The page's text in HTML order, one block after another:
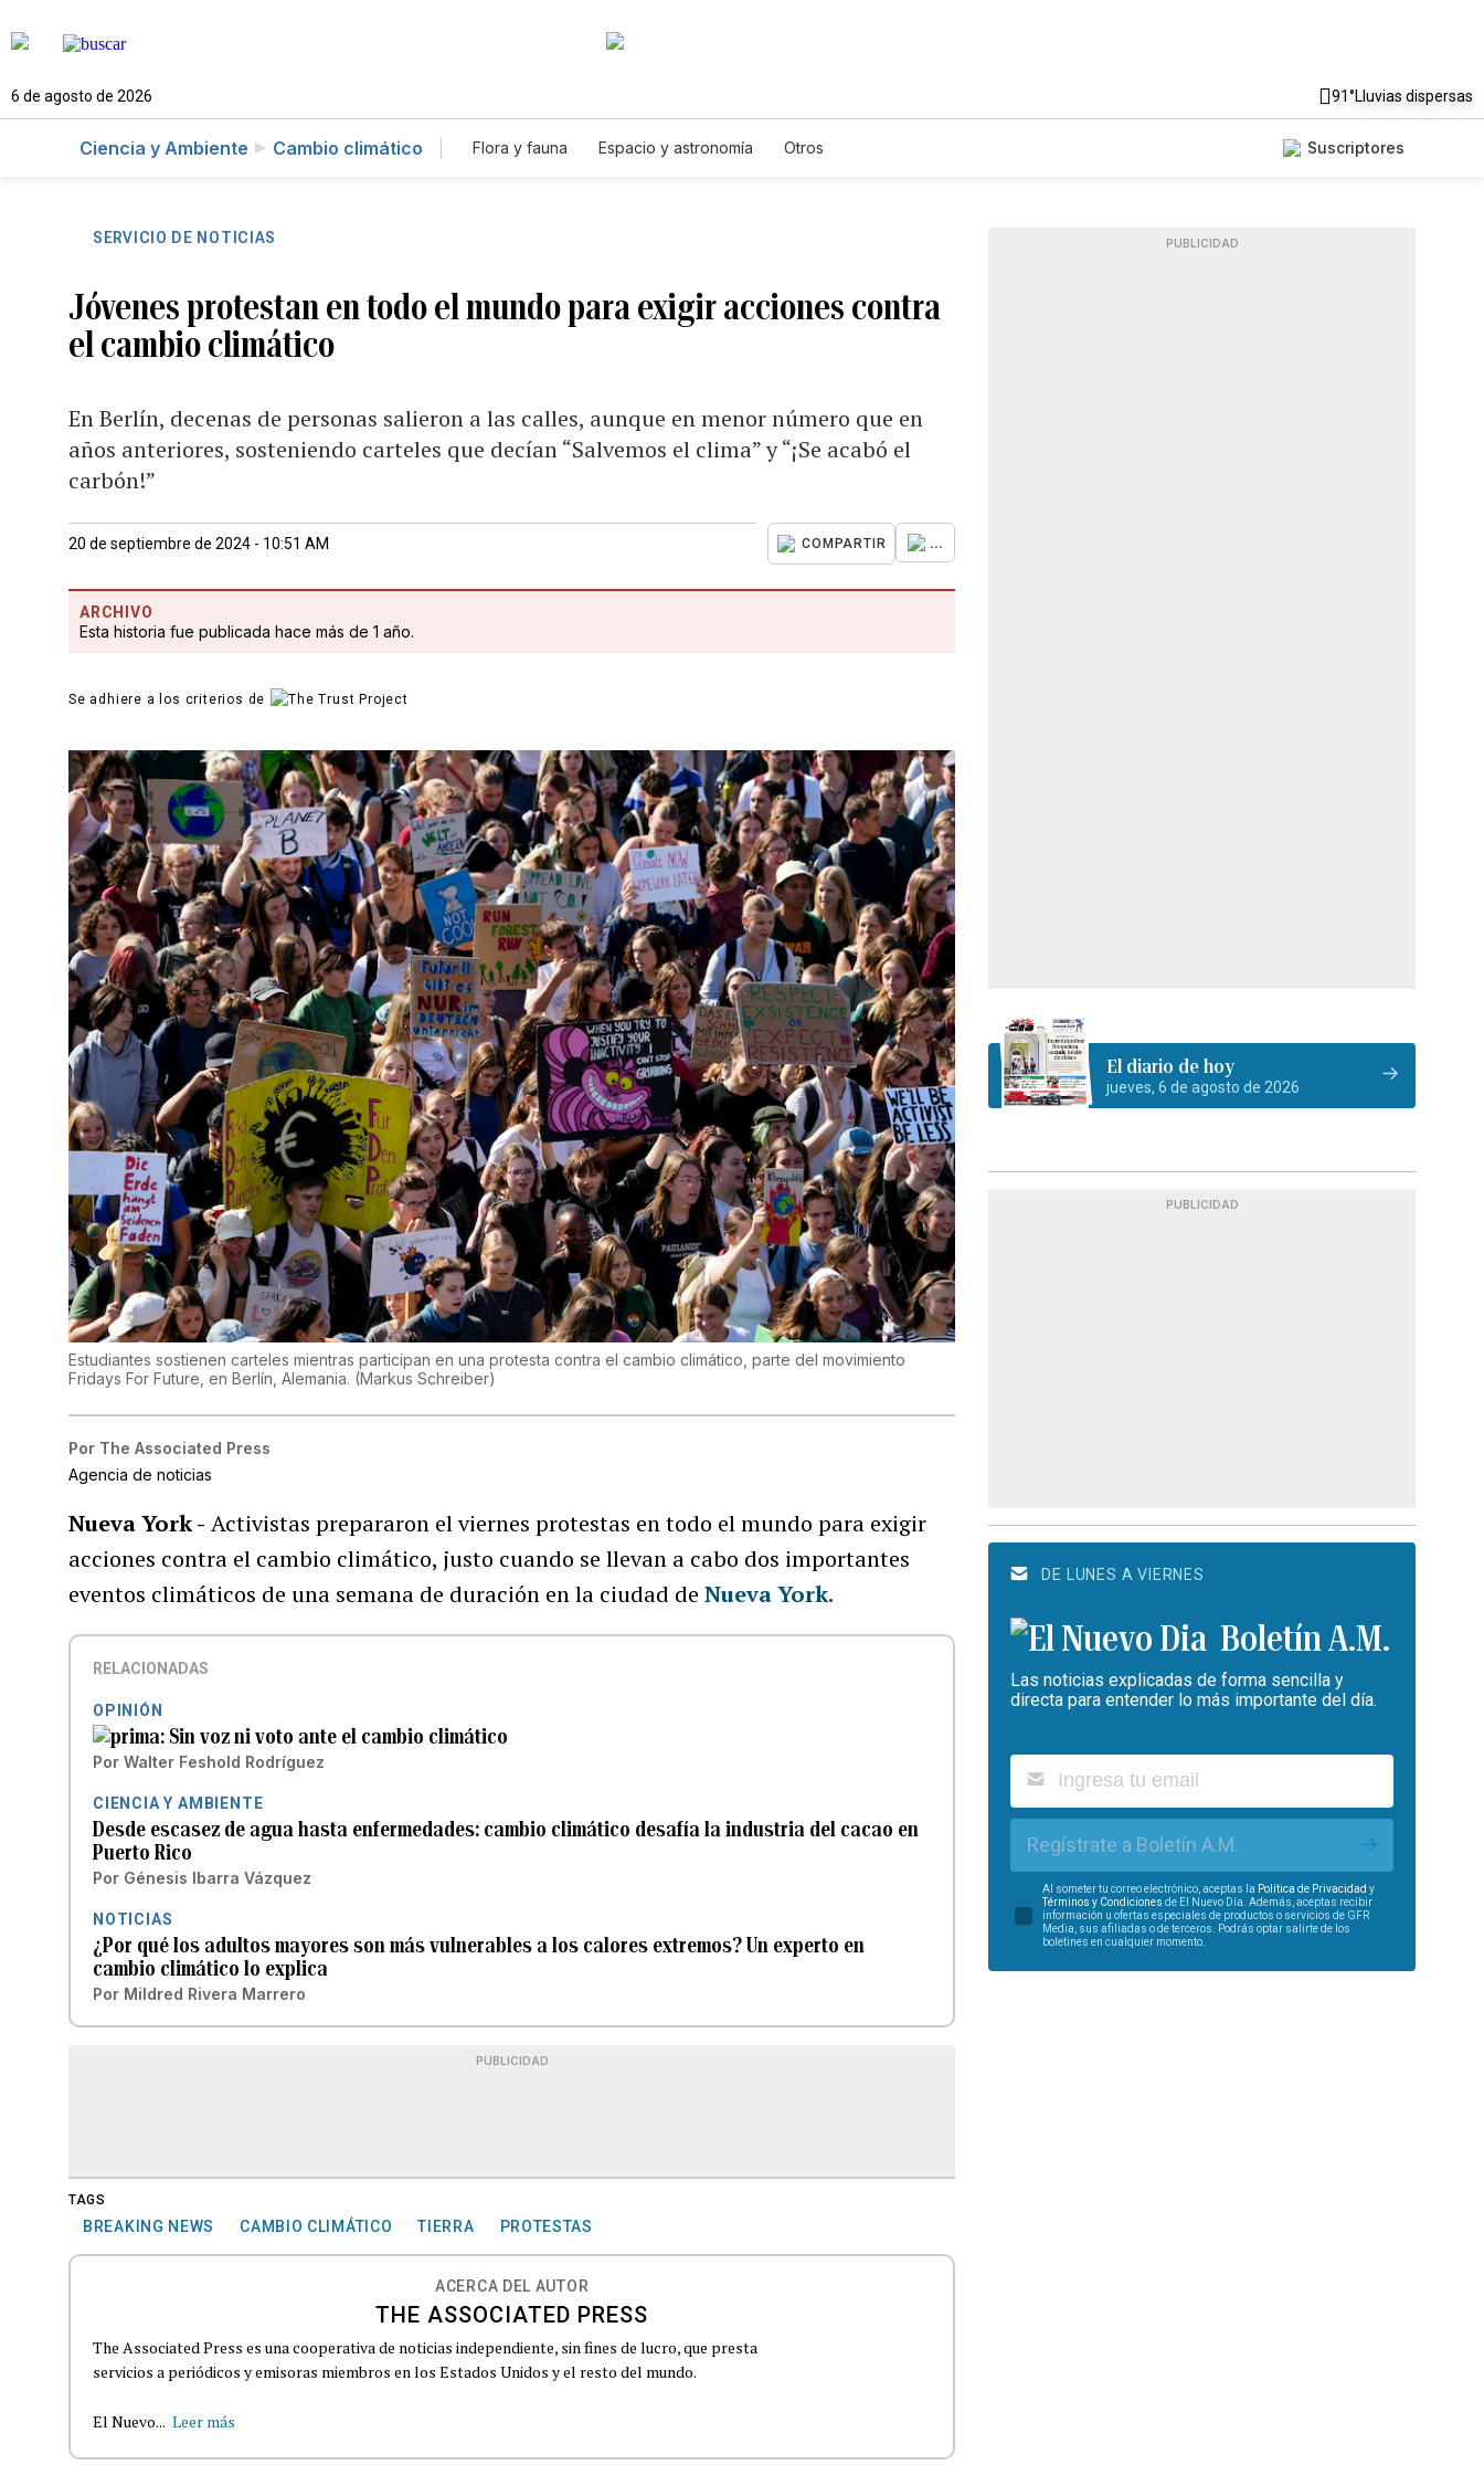
6 de agosto de 2026 91°Lluvias dispersas
Ciencia y Ambiente Cambio climático Flora y fauna Espacio y astronomía Otros Suscriptores
SERVICIO DE NOTICIAS
Jóvenes protestan en todo el mundo para exigir acciones contra
el cambio climático
En Berlín, decenas de personas salieron a las calles, aunque en menor número que en
años anteriores, sosteniendo carteles que decían “Salvemos el clima” y “¡Se acabó el
carbón!”
20 de septiembre de 2024 - 10:51 AM COMPARTIR ...
ARCHIVO
Esta historia fue publicada hace más de 1 año.
Se adhiere a los criterios de
Estudiantes sostienen carteles mientras participan en una protesta contra el cambio climático, parte del movimiento
Fridays For Future, en Berlín, Alemania. (Markus Schreiber)
Por The Associated Press
Agencia de noticias
Nueva York - Activistas prepararon el viernes protestas en todo el mundo para exigir
acciones contra el cambio climático, justo cuando se llevan a cabo dos importantes
eventos climáticos de una semana de duración en la ciudad deNueva York.
RELACIONADAS
OPINIÓN
Sin voz ni voto ante el cambio climático
Por Walter Feshold Rodríguez
CIENCIA Y AMBIENTE
Desde escasez de agua hasta enfermedades: cambio climático desafía la industria del cacao en
Puerto Rico
Por Génesis Ibarra Vázquez
NOTICIAS
¿Por qué los adultos mayores son más vulnerables a los calores extremos? Un experto en
cambio climático lo explica
Por Mildred Rivera Marrero
PUBLICIDAD
TAGS
BREAKING NEWS CAMBIO CLIMÁTICO TIERRA PROTESTAS
ACERCA DEL AUTOR
THE ASSOCIATED PRESS
The Associated Press es una cooperativa de noticias independiente, sin fines de lucro, que presta
servicios a periódicos y emisoras miembros en los Estados Unidos y el resto del mundo.
El Nuevo... Leer más
PUBLICIDAD
El diario de hoy
jueves, 6 de agosto de 2026
PUBLICIDAD
DE LUNES A VIERNES
Boletín A.M.
Las noticias explicadas de forma sencilla y
directa para entender lo más importante del día.
Regístrate a Boletín A.M.
Al someter tu correo electrónico, aceptas la Política de Privacidad y
Términos y Condiciones de El Nuevo Día. Además, aceptas recibir
información u ofertas especiales de productos o servicios de GFR
Media, sus afiliadas o de terceros. Podrás optar salirte de los
boletines en cualquier momento.